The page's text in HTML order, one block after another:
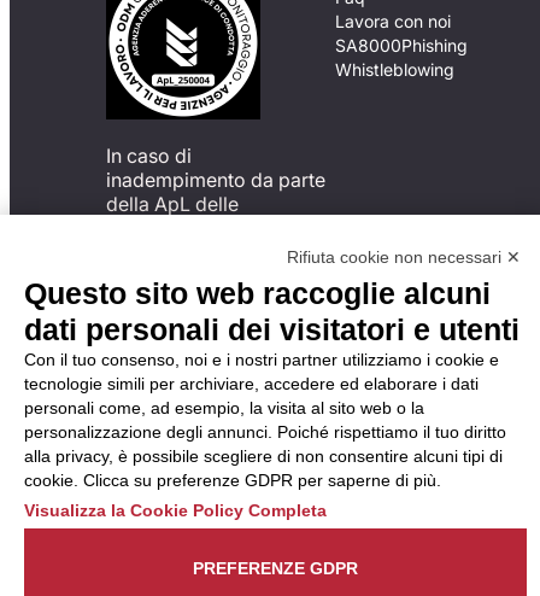
In caso di
inadempimento da parte
della ApL delle
del Codice di Condotta, è
possibile presentare un
reclamo
all’Organismo di
Monitoraggio utilizzando
una delle modalità
descritte al seguente
indirizzo web
https://odm-
agenzielavoro.it/reclami/ .
Lavora con noi
SA8000Phishing
Whistleblowing
Rifiuta cookie non necessari ✕
Questo sito web raccoglie alcuni
dati personali dei visitatori e utenti
Con il tuo consenso, noi e i nostri partner utilizziamo i cookie e
tecnologie simili per archiviare, accedere ed elaborare i dati
personali come, ad esempio, la visita al sito web o la
personalizzazione degli annunci. Poiché rispettiamo il tuo diritto
alla privacy, è possibile scegliere di non consentire alcuni tipi di
cookie. Clicca su preferenze GDPR per saperne di più.
Visualizza la Cookie Policy Completa
PREFERENZE GDPR